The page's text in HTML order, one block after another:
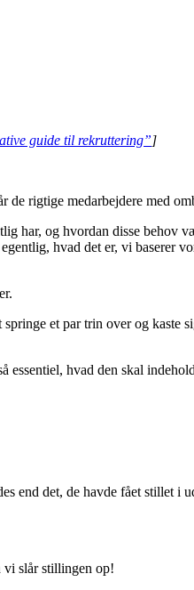
guide til rekruttering”]
de rigtige medarbejdere med
har, og hvordan disse behov
hvad det er, vi baserer
et par trin over og kaste
hvad den skal
end det, de havde fået stillet i
vi slår stillingen op!